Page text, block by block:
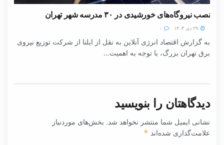
نصب نیروگاه‌های خورشیدی در ۳۰ مدرسه شهر تهران
به گزارش اقتصاد انرژی آنلاین به نقل از ایلنا از شرکت توزیع نیروی
برق تهران بزرگ، با توجه به اهمیت...
دیدگاهتان را بنویسید
نشانی ایمیل شما منتشر نخواهد شد. بخش‌های موردنیاز
علامت‌گذاری شده‌اند *